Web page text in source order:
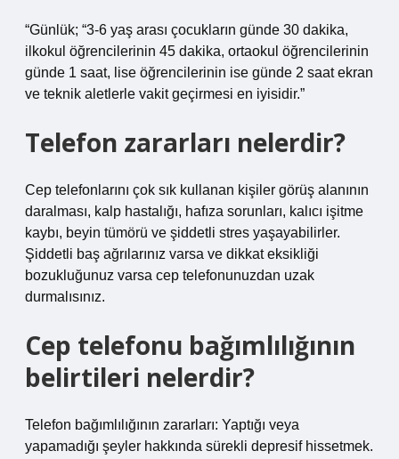
“Günlük; “3-6 yaş arası çocukların günde 30 dakika,
ilkokul öğrencilerinin 45 dakika, ortaokul öğrencilerinin
günde 1 saat, lise öğrencilerinin ise günde 2 saat ekran
ve teknik aletlerle vakit geçirmesi en iyisidir.”
Telefon zararları nelerdir?
Cep telefonlarını çok sık kullanan kişiler görüş alanının
daralması, kalp hastalığı, hafıza sorunları, kalıcı işitme
kaybı, beyin tümörü ve şiddetli stres yaşayabilirler.
Şiddetli baş ağrılarınız varsa ve dikkat eksikliği
bozukluğunuz varsa cep telefonunuzdan uzak
durmalısınız.
Cep telefonu bağımlılığının
belirtileri nelerdir?
Telefon bağımlılığının zararları: Yaptığı veya
yapamadığı şeyler hakkında sürekli depresif hissetmek.